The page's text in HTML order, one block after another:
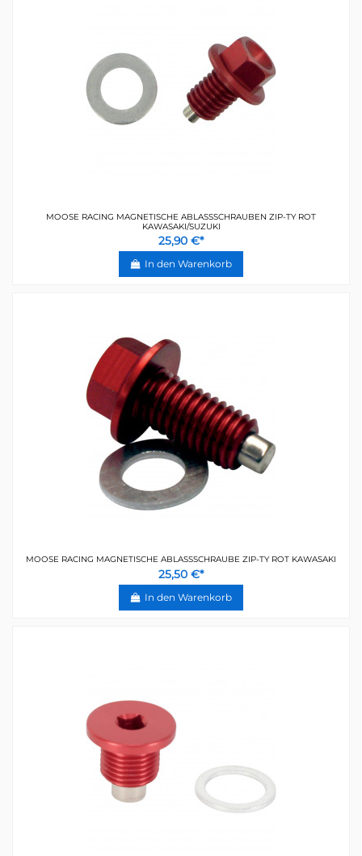
MOOSE RACING MAGNETISCHE ABLASSSCHRAUBEN ZIP-TY ROT
KAWASAKI/SUZUKI
25,90 €*
In den Warenkorb
MOOSE RACING MAGNETISCHE ABLASSSCHRAUBE ZIP-TY ROT KAWASAKI
25,50 €*
In den Warenkorb